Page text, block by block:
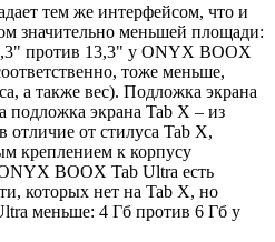
тем же интерфейсом, что и
значительно меньшей площади:
против 13,3" у ONYX BOOX
тоже меньше,
а также вес). Подложка экрана
подложка экрана Tab X – из
отличие от стилуса Tab X,
креплением к корпусу
BOOX Tab Ultra есть
которых нет на Tab X, но
меньше: 4 Гб против 6 Гб у